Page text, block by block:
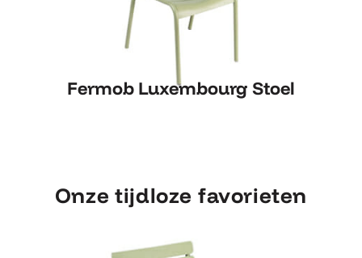
Fermob Luxembourg Stoel
Fermob Luxembourg Stoel
Onze tijdloze favorieten